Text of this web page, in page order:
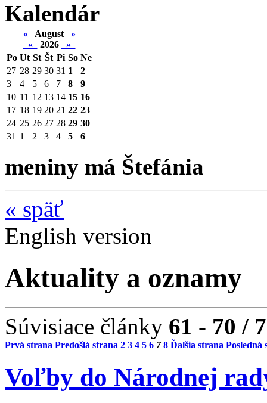
Kalendár
« August
»
«
2026
»
Po Ut St Št Pi So Ne
27 28 29 30 31 1
2
3
4 5 6 7 8
9
10 11 12 13 14 15 16
17 18 19 20 21 22 23
24 25 26 27 28 29 30
31 1 2 3 4 5 6
meniny má Štefánia
« späť
English version
Aktuality a oznamy
Súvisiace články 61 - 70 /
Prvá strana Predošlá strana 2 3 4 5 6 7 8 Ďalšia strana Posledná
Voľby do Národnej